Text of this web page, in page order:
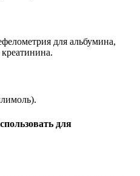
для альбумина,
для